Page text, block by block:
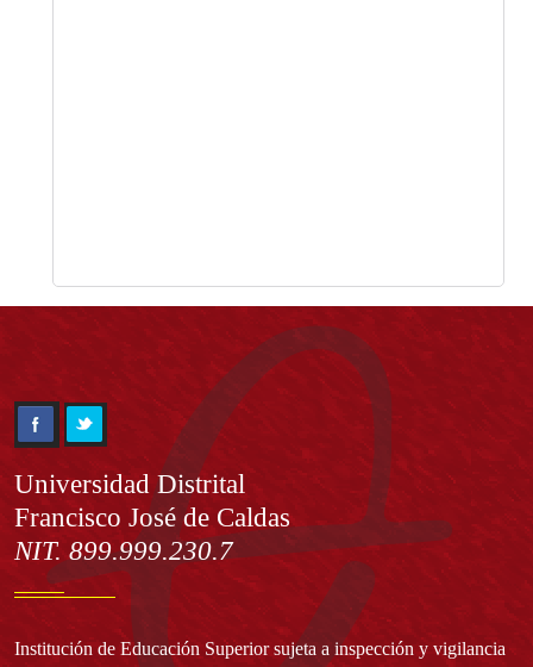
Información
Universidad Distrital
Francisco José de Caldas
NIT. 899.999.230.7
Institución de Educación Superior sujeta a inspección y vigilancia